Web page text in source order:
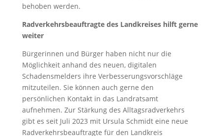
behoben werden.
Radverkehrsbeauftragte des Landkreises hilft gerne
weiter
Bürgerinnen und Bürger haben nicht nur die
Möglichkeit anhand des neuen, digitalen
Schadensmelders ihre Verbesserungsvorschläge
mitzuteilen. Sie können auch gerne den
persönlichen Kontakt in das Landratsamt
aufnehmen. Zur Stärkung des Alltagsradverkehrs
gibt es seit Juli 2023 mit Ursula Schmidt eine neue
Radverkehrsbeauftragte für den Landkreis